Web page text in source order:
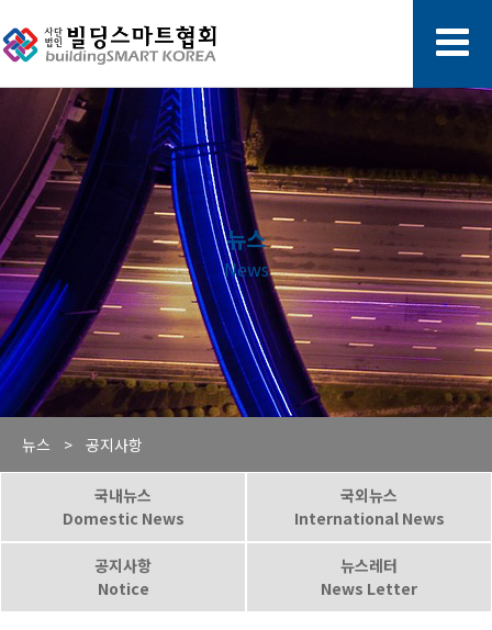
뉴스
News
뉴스 > 공지사항
국내뉴스
Domestic News
국외뉴스
International News
공지사항
Notice
뉴스레터
News Letter